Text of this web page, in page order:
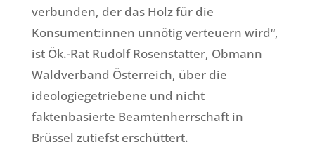
verbunden, der das Holz für die
Konsument:innen unnötig verteuern wird“,
ist Ök.-Rat Rudolf Rosenstatter, Obmann
Waldverband Österreich, über die
ideologiegetriebene und nicht
faktenbasierte Beamtenherrschaft in
Brüssel zutiefst erschüttert.